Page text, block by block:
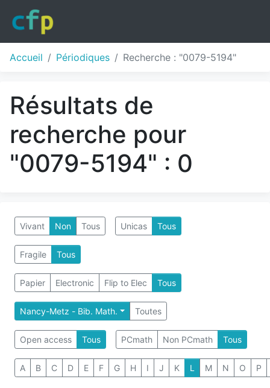
Accueil Périodiques Recherche : "0079-5194"
Résultats de
recherche pour
"0079-5194" : 0
Vivant Non Tous Unicas Tous
Fragile Tous
Papier Electronic Flip to Elec Tous
Nancy-Metz - Bib. Math. Toutes
Open access Tous PCmath Non PCmath Tous
A B C D E F G H I J K L M N O P